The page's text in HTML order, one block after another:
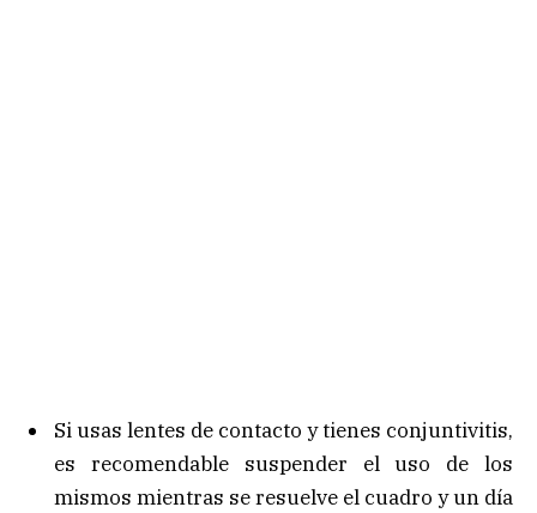
Si usas lentes de contacto y tienes conjuntivitis,
es recomendable suspender el uso de los
mismos mientras se resuelve el cuadro y un día